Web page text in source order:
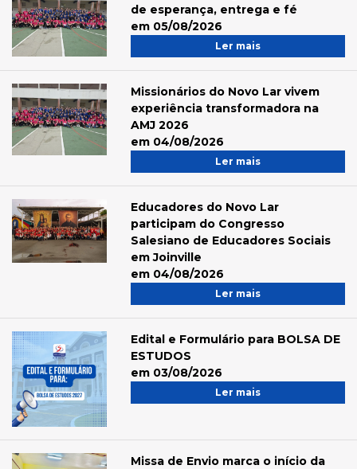
de esperança, entrega e fé
em 05/08/2026
Ler mais
Missionários do Novo Lar vivem
experiência transformadora na
AMJ 2026
em 04/08/2026
Ler mais
Educadores do Novo Lar
participam do Congresso
Salesiano de Educadores Sociais
em Joinville
em 04/08/2026
Ler mais
Edital e Formulário para BOLSA DE
ESTUDOS
em 03/08/2026
Ler mais
Missa de Envio marca o início da